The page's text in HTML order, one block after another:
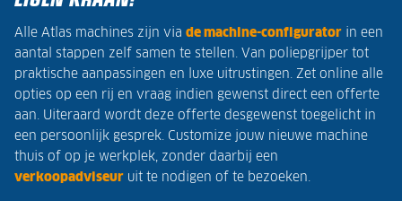
Alle Atlas machines zijn via de machine-configurator in een
aantal stappen zelf samen te stellen. Van poliepgrijper tot
praktische aanpassingen en luxe uitrustingen. Zet online alle
opties op een rij en vraag indien gewenst direct een offerte
aan. Uiteraard wordt deze offerte desgewenst toegelicht in
een persoonlijk gesprek. Customize jouw nieuwe machine
thuis of op je werkplek, zonder daarbij een
verkoopadviseur uit te nodigen of te bezoeken.